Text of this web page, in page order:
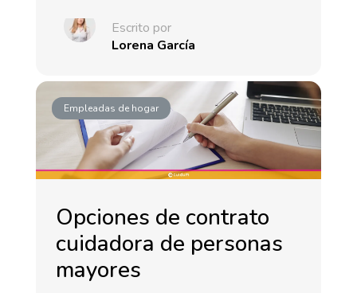
Escrito por
Lorena García
Empleadas de hogar
Opciones de contrato
cuidadora de personas
mayores